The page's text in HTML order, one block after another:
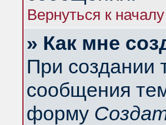
Вернуться к началу
» Как мне
При создании
сообщения
форму